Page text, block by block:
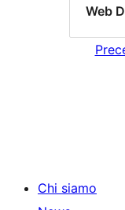
Web
Chi siamo